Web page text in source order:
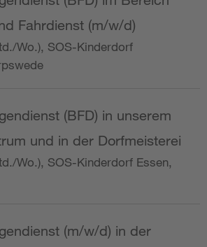
Fahrdienst (m/w/d)
Wo.), SOS-Kinderdorf
(BFD) in unserem
und in der Dorfmeisterei
Wo.), SOS-Kinderdorf Essen,
(m/w/d) in der